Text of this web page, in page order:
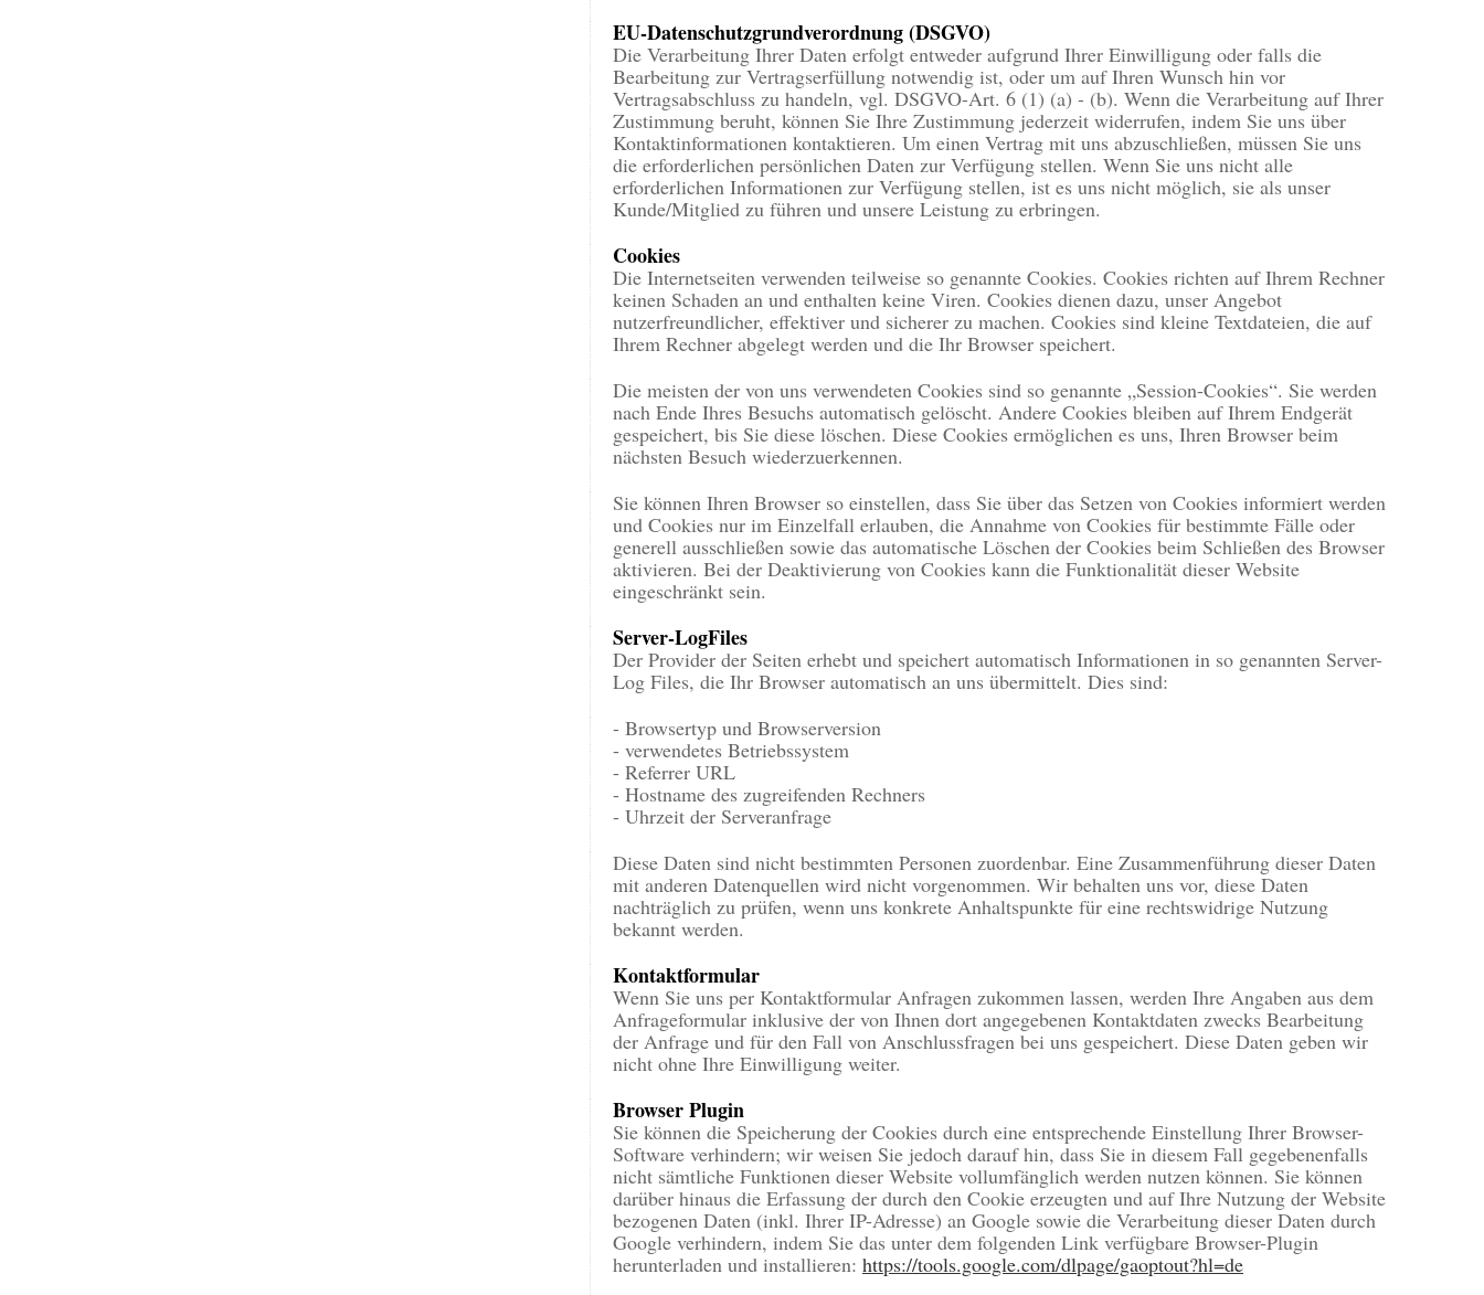
EU-Datenschutzgrundverordnung (DSGVO)
Die Verarbeitung Ihrer Daten erfolgt entweder aufgrund Ihrer Einwilligung oder falls die
Bearbeitung zur Vertragserfüllung notwendig ist, oder um auf Ihren Wunsch hin vor
Vertragsabschluss zu handeln, vgl. DSGVO-Art. 6 (1) (a) - (b). Wenn die Verarbeitung auf Ihrer
Zustimmung beruht, können Sie Ihre Zustimmung jederzeit widerrufen, indem Sie uns über
Kontaktinformationen kontaktieren. Um einen Vertrag mit uns abzuschließen, müssen Sie uns
die erforderlichen persönlichen Daten zur Verfügung stellen. Wenn Sie uns nicht alle
erforderlichen Informationen zur Verfügung stellen, ist es uns nicht möglich, sie als unser
Kunde/Mitglied zu führen und unsere Leistung zu erbringen.
Cookies
Die Internetseiten verwenden teilweise so genannte Cookies. Cookies richten auf Ihrem Rechner
keinen Schaden an und enthalten keine Viren. Cookies dienen dazu, unser Angebot
nutzerfreundlicher, effektiver und sicherer zu machen. Cookies sind kleine Textdateien, die auf
Ihrem Rechner abgelegt werden und die Ihr Browser speichert.
Die meisten der von uns verwendeten Cookies sind so genannte „Session-Cookies“. Sie werden
nach Ende Ihres Besuchs automatisch gelöscht. Andere Cookies bleiben auf Ihrem Endgerät
gespeichert, bis Sie diese löschen. Diese Cookies ermöglichen es uns, Ihren Browser beim
nächsten Besuch wiederzuerkennen.
Sie können Ihren Browser so einstellen, dass Sie über das Setzen von Cookies informiert werden
und Cookies nur im Einzelfall erlauben, die Annahme von Cookies für bestimmte Fälle oder
generell ausschließen sowie das automatische Löschen der Cookies beim Schließen des Browser
aktivieren. Bei der Deaktivierung von Cookies kann die Funktionalität dieser Website
eingeschränkt sein.
Server-LogFiles
Der Provider der Seiten erhebt und speichert automatisch Informationen in so genannten Server-
Log Files, die Ihr Browser automatisch an uns übermittelt. Dies sind:
- Browsertyp und Browserversion
- verwendetes Betriebssystem
- Referrer URL
- Hostname des zugreifenden Rechners
- Uhrzeit der Serveranfrage
Diese Daten sind nicht bestimmten Personen zuordenbar. Eine Zusammenführung dieser Daten
mit anderen Datenquellen wird nicht vorgenommen. Wir behalten uns vor, diese Daten
nachträglich zu prüfen, wenn uns konkrete Anhaltspunkte für eine rechtswidrige Nutzung
bekannt werden.
Kontaktformular
Wenn Sie uns per Kontaktformular Anfragen zukommen lassen, werden Ihre Angaben aus dem
Anfrageformular inklusive der von Ihnen dort angegebenen Kontaktdaten zwecks Bearbeitung
der Anfrage und für den Fall von Anschlussfragen bei uns gespeichert. Diese Daten geben wir
nicht ohne Ihre Einwilligung weiter.
Browser Plugin
Sie können die Speicherung der Cookies durch eine entsprechende Einstellung Ihrer Browser-
Software verhindern; wir weisen Sie jedoch darauf hin, dass Sie in diesem Fall gegebenenfalls
nicht sämtliche Funktionen dieser Website vollumfänglich werden nutzen können. Sie können
darüber hinaus die Erfassung der durch den Cookie erzeugten und auf Ihre Nutzung der Website
bezogenen Daten (inkl. Ihrer IP-Adresse) an Google sowie die Verarbeitung dieser Daten durch
Google verhindern, indem Sie das unter dem folgenden Link verfügbare Browser-Plugin
herunterladen und installieren: https://tools.google.com/dlpage/gaoptout?hl=de